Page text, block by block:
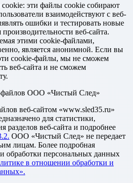
эти файлы cookie собирают
взаимодействуют с веб-
ошибки и тестировать новые
веб-сайта.
этими cookie-файлами,
является анонимной. Если вы
эти cookie-файлы, мы не сможем
веб-сайта и не сможем
файлов ООО «Чистый След»
веб-сайтом «www.sled35.ru»
для статистики,
разделов веб-сайта и подробнее
ООО «Чистый След» не передает
лицам. Более подробная
обработки персональных данных
в отношении обработки и